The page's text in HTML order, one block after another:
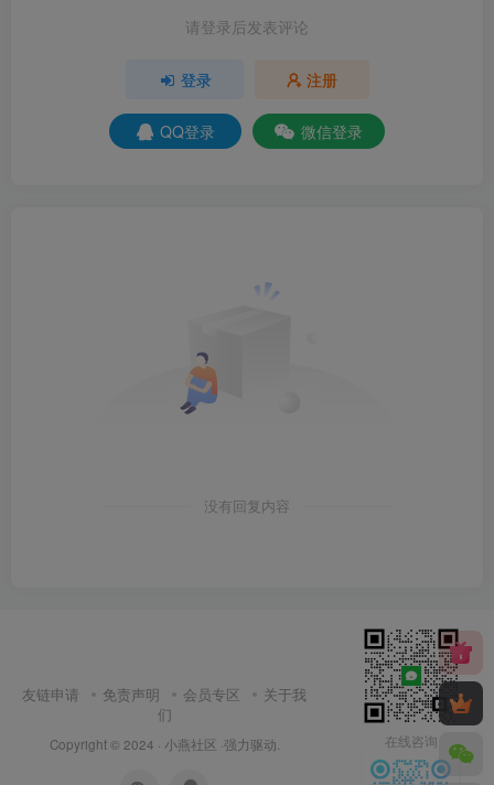
请登录后发表评论
登录 注册
QQ登录 微信登录
没有回复内容
友链申请 免责声明 会员专区
关于我
们
Copyright © 2024 · 小燕社区 ·强力驱动. 在线咨询